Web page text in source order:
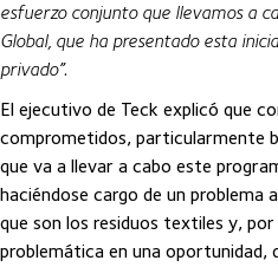
esfuerzo conjunto que llevamos a
Global, que ha presentado esta
privado”.
El ejecutivo de Teck explicó que
comprometidos, particularmente
que va a llevar a cabo este
haciéndose cargo de un problema
que son los residuos textiles y,
problemática en una oportunidad,